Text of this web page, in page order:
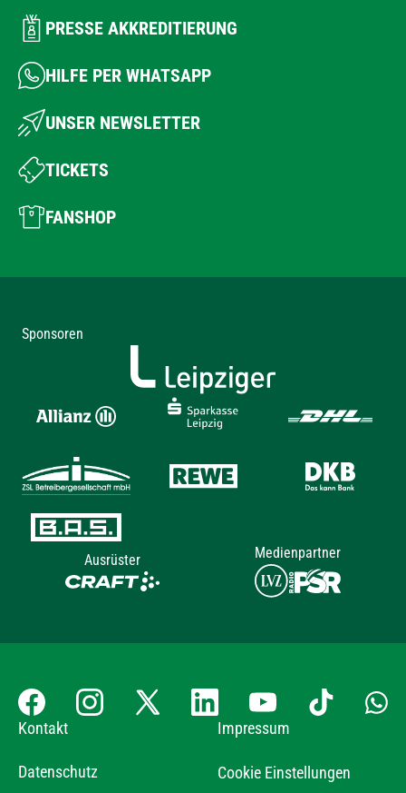
PRESSE AKKREDITIERUNG
HILFE PER WHATSAPP
UNSER NEWSLETTER
TICKETS
FANSHOP
Sponsoren
Ausrüster Medienpartner
Kontakt Impressum
Datenschutz Cookie Einstellungen